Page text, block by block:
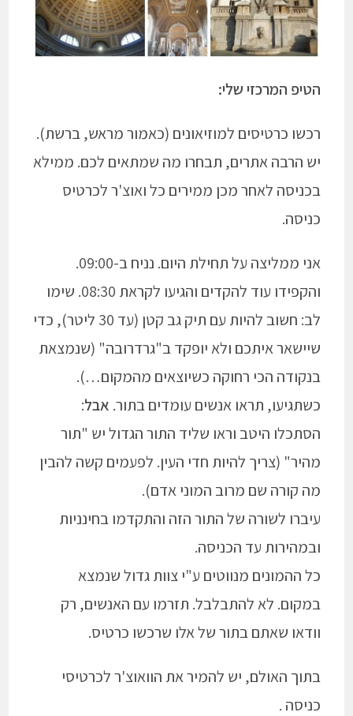
הטיפ המרכזי שלי:
רכשו כרטיסים למוזיאונים (כאמור מראש, ברשת).
יש הרבה אתרים, תבחרו מה שמתאים לכם. ממילא
בכניסה לאחר מכן ממירים כל ואוצ'ר לכרטיס
כניסה.
אני ממליצה על תחילת היום. נניח ב-09:00.
והקפידו עוד להקדים והגיעו לקראת 08:30. שימו
לב: חשוב להיות עם תיק גב קטן (עד 30 ליטר), כדי
שיישאר איתכם ולא יופקד ב"גרדרובה" (שנמצאת
בנקודה הכי רחוקה כשיוצאים מהמקום…).
כשתגיעו, תראו אנשים עומדים בתור. אבל:
הסתכלו היטב וראו שליד התור הגדול יש "תור
מהיר" (צריך להיות חדי העין. לפעמים קשה להבין
מה קורה שם מרוב המוני אדם).
עיברו לשורה של התור הזה והתקדמו בחינניות
ובמהירות עד הכניסה.
כל ההמונים מנווטים ע"י צוות גדול שנמצא
במקום. לא להתבלבל. תזרמו עם האנשים, רק
וודאו שאתם בתור של אלו שרכשו כרטיס.
בתוך האולם, יש להמיר את הוואוצ'ר לכרטיסי
כניסה .